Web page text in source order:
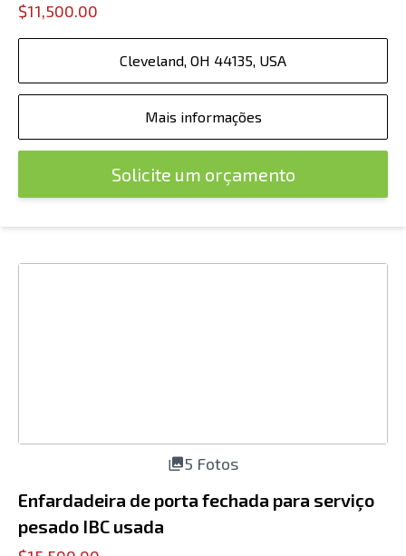
$11,500.00
Cleveland, OH 44135, USA
Mais informações
Solicite um orçamento
5 Fotos
Enfardadeira de porta fechada para serviço
pesado IBC usada